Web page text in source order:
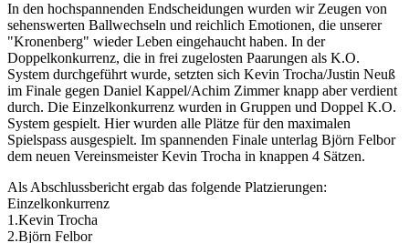
In den hochspannenden Endscheidungen wurden wir Zeugen von
sehenswerten Ballwechseln und reichlich Emotionen, die unserer
"Kronenberg" wieder Leben eingehaucht haben. In der
Doppelkonkurrenz, die in frei zugelosten Paarungen als K.O.
System durchgeführt wurde, setzten sich Kevin Trocha/Justin Neuß
im Finale gegen Daniel Kappel/Achim Zimmer knapp aber verdient
durch. Die Einzelkonkurrenz wurden in Gruppen und Doppel K.O.
System gespielt. Hier wurden alle Plätze für den maximalen
Spielspass ausgespielt. Im spannenden Finale unterlag Björn Felbor
dem neuen Vereinsmeister Kevin Trocha in knappen 4 Sätzen.
Als Abschlussbericht ergab das folgende Platzierungen:
Einzelkonkurrenz
1.Kevin Trocha
2.Björn Felbor